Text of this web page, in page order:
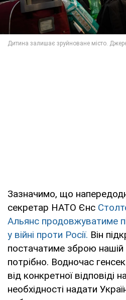
Зазначимо, що
секретар НАТО Єнс
Альянс продовжуватиме
у війні проти Росії. Він
постачатиме зброю нашій
потрібно. Водночас
від конкретної відповіді
необхідності надати